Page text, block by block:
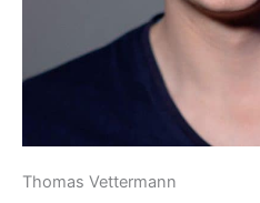
Thomas Vettermann